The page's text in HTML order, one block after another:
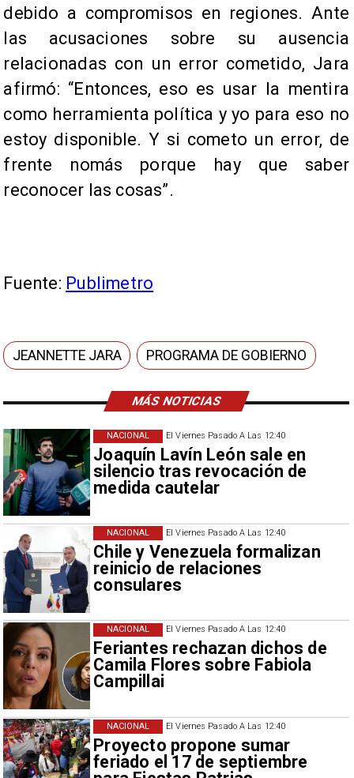
MÁS NOTICIAS
El Viernes Pasado A Las 12:40
Joaquín Lavín León sale en
silencio tras revocación de
medida cautelar
NACIONAL
El Viernes Pasado A Las 12:40
Chile y Venezuela formalizan
reinicio de relaciones
consulares
NACIONAL
El Viernes Pasado A Las 12:40
Feriantes rechazan dichos de
Camila Flores sobre Fabiola
Campillai
NACIONAL
El Viernes Pasado A Las 12:40
Proyecto propone sumar
feriado el 17 de septiembre
NACIONAL
debido a compromisos en regiones. Ante
las acusaciones sobre su ausencia
relacionadas con un error cometido, Jara
afirmó: “Entonces, eso es usar la mentira
como herramienta política y yo para eso no
estoy disponible. Y si cometo un error, de
frente nomás porque hay que saber
reconocer las cosas”.
Fuente: Publimetro
JEANNETTE JARA PROGRAMA DE GOBIERNO